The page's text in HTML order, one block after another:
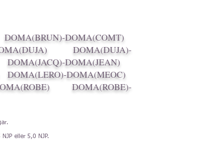
DOMA(BRUN)-DOMA(COMT)
DOMA(DUJA)-
DOMA(JACQ)-DOMA(JEAN)
DOMA(LERO)-DOMA(MEOC)
DOMA(ROBE)-
.
eller 5,0 NJP.